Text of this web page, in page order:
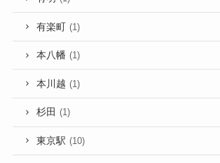
有楽町 (1)
本八幡 (1)
本川越 (1)
杉田 (1)
東京駅 (10)